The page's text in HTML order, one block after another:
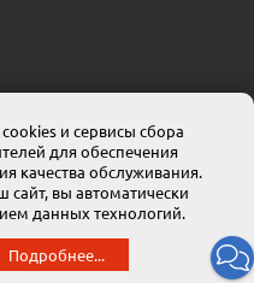
широчайший ассортимент полиграфической
производства.
и сервисы сбора
для обеспечения
качества обслуживания.
вы автоматически
данных технологий.
Подробнее...